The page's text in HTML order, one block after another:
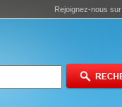
Rejoignez-nous sur